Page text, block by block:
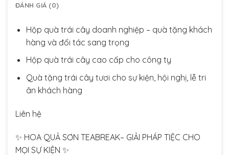
ĐÁNH GIÁ (0)
Hộp quà trái cây doanh nghiệp – quà tặng khách
hàng và đối tác sang trọng
Hộp quà trái cây cao cấp cho công ty
Quà tặng trái cây tươi cho sự kiện, hội nghị, lễ tri
ân khách hàng
Liên hệ
✨ HOA QUẢ SƠN TEABREAK– GIẢI PHÁP TIỆC CHO
MỌI SỰ KIỆN ✨